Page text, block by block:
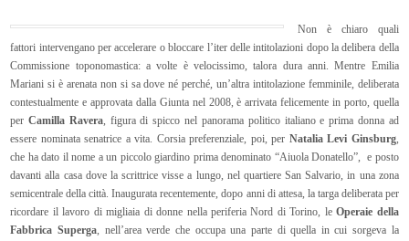
Non è chiaro quali
fattori intervengano per accelerare o bloccare l’iter delle intitolazioni dopo la delibera della
Commissione toponomastica: a volte è velocissimo, talora dura anni. Mentre Emilia
Mariani si è arenata non si sa dove né perché, un’altra intitolazione femminile, deliberata
contestualmente e approvata dalla Giunta nel 2008, è arrivata felicemente in porto, quella
perCamilla Ravera, figura di spicco nel panorama politico italiano e prima donna ad
essere nominata senatrice a vita. Corsia preferenziale, poi, per Natalia Levi Ginsburg,
che ha dato il nome a un piccolo giardino prima denominato “Aiuola Donatello”, e posto
davanti alla casa dove la scrittrice visse a lungo, nel quartiere San Salvario, in una zona
semicentrale della città. Inaugurata recentemente, dopo anni di attesa, la targa deliberata per
ricordare il lavoro di migliaia di donne nella periferia Nord di Torino, leOperaie della
Fabbrica Superga, nell’area verde che occupa una parte di quella in cui sorgeva la